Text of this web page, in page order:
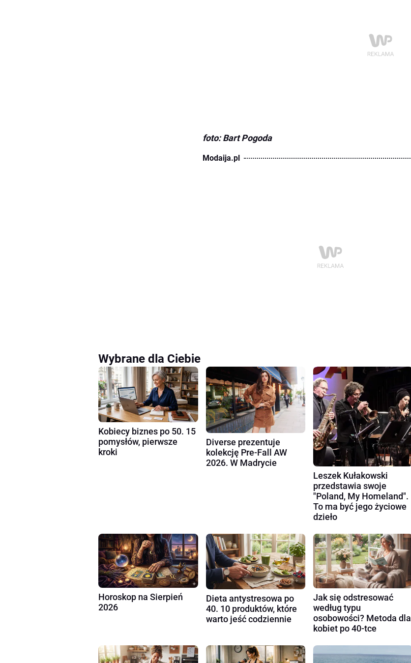
foto: Bart Pogoda
Modaija.pl
Wybrane dla Ciebie
Kobiecy biznes po 50. 15
pomysłów, pierwsze
kroki
Diverse prezentuje
kolekcję Pre-Fall AW
2026. W Madrycie
Leszek Kułakowski
przedstawia swoje
"Poland, My Homeland".
To ma być jego życiowe
dzieło
Horoskop na Sierpień
2026
Dieta antystresowa po
40. 10 produktów, które
warto jeść codziennie
Jak się odstresować
według typu
osobowości? Metoda dla
kobiet po 40-tce